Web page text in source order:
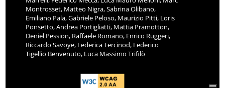
Montrosset, Matteo Nigra, Sabrina Olibano,
Emiliano Pala, Gabriele Peloso, Maurizio Pitti, Loris
Ponsetto, Andrea Portigliatti, Mattia Pramotton,
Deniel Pession, Raffaele Romano, Enrico Ruggeri,
Riccardo Savoye, Federica Tercinod, Federico
Tigellio Benvenuto, Luca Massimo Trifilò